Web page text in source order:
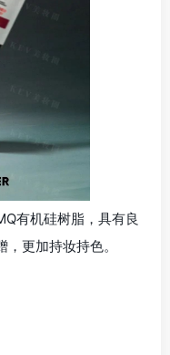
有机硅树脂，具有良
更加持妆持色。